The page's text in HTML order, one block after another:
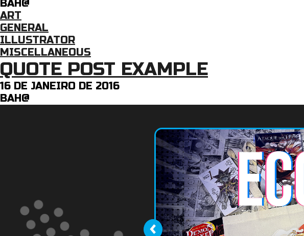
BAH@
ART
GENERAL
ILLUSTRATOR
MISCELLANEOUS
QUOTE POST EXAMPLE
16 DE JANEIRO DE 2016
BAH@
‹